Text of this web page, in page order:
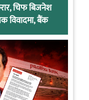
चिफ बिजनेश
विवादमा, बैंक